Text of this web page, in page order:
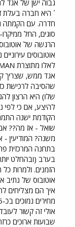
גבוה ישן של אגד
´ היא חברה בעלת
חדרה. עם הקמתה
סוגים, החל
הרגשה של אוטובוס
אוטובוסים
אגד ממש, שצריך
שהסיבה לרכישת
שלו) היא הרצון
להיצע, אם כי לפי
הקודמת ישנה
שואל - אז מה?? אם
משנה? המודיעין
בערב (ובהחלט
הזמנים. ולמרות
אוטובוס של נתיב
איך הם מצליחים
אולי זה קשור
שבועות ארוכים